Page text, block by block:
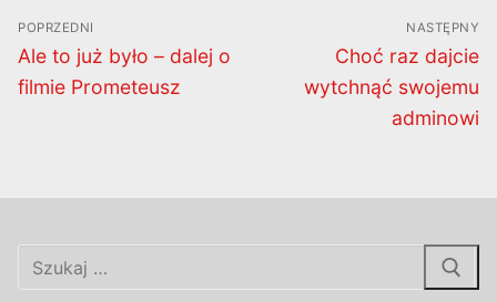
Nawigacja
wpisu
POPRZEDNI
Poprzedni
wpis:
Ale to już było – dalej o
filmie Prometeusz
NASTĘPNY
Następny
wpis:
Choć raz dajcie
wytchnąć swojemu
adminowi
Szukaj: